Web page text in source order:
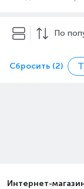
По
Сбросить (2)
Интернет-